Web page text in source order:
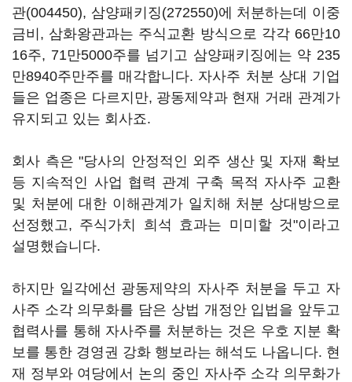
관(004450), 삼양패키징(272550)에 처분하는데 이중
금비, 삼화왕관과는 주식교환 방식으로 각각 66만10
16주, 71만5000주를 넘기고 삼양패키징에는 약 235
만8940주만주를 매각합니다. 자사주 처분 상대 기업
들은 업종은 다르지만, 광동제약과 현재 거래 관계가
유지되고 있는 회사죠.
회사 측은 "당사의 안정적인 외주 생산 및 자재 확보
등 지속적인 사업 협력 관계 구축 목적 자사주 교환
및 처분에 대한 이해관계가 일치해 처분 상대방으로
선정했고, 주식가치 희석 효과는 미미할 것"이라고
설명했습니다.
하지만 일각에선 광동제약의 자사주 처분을 두고 자
사주 소각 의무화를 담은 상법 개정안 입법을 앞두고
협력사를 통해 자사주를 처분하는 것은 우호 지분 확
보를 통한 경영권 강화 행보라는 해석도 나옵니다. 현
재 정부와 여당에서 논의 중인 자사주 소각 의무화가